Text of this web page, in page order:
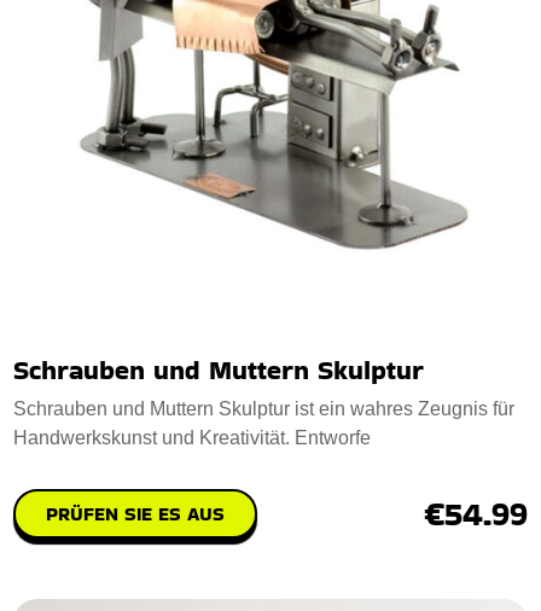
Schrauben und Muttern Skulptur
Schrauben und Muttern Skulptur ist ein wahres Zeugnis für
Handwerkskunst und Kreativität. Entworfe
PRÜFEN SIE ES AUS €54.99